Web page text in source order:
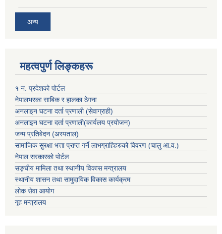
अन्य
महत्वपुर्ण लिङ्कहरू
१ न. प्रदेशको पोर्टल
नेपालभरका साबिक र हालका ठेगना
अनलाइन घटना दर्ता प्रणाली (सेवाग्राही)
अनलाइन घटना दर्ता प्रणाली(कार्यलय प्रयोजन)
जन्म प्रतिबेदन (अस्पताल)
सामाजिक सुरक्षा भत्ता प्राप्त गर्ने लाभग्राहिहरुको विवरण (चालु आ.व.)
नेपाल सरकारको पोर्टल
सङ्घीय मामिला तथा स्थानीय विकास मन्त्रालय
स्थानीय शासन तथा सामुदायिक विकास कार्यक्रम
लोक सेवा आयोग
गृह मन्त्रालय